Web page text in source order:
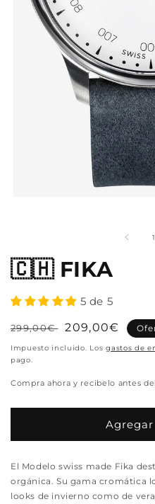
🇨🇭 FIKA
5 de 5
Precio
habitual
299,00€ Precio
de
209,00€
Impuesto incluido. Losgastos de
pago.
Compra ahora y recibelo antes del
El Modelo swiss made Fika
orgánica. Su gama cromática
looks de invierno como de